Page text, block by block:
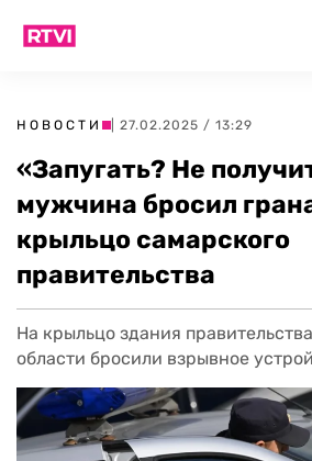
НОВОСТИ | 27.02.2025 / 13:29
«Запугать? Не
мужчина бросил
крыльцо самарского
правительства
На крыльцо здания
области бросили взрывное